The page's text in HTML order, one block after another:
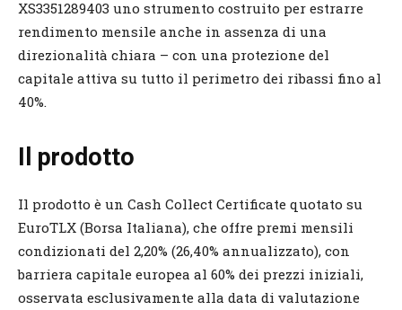
XS3351289403 uno strumento costruito per estrarre
rendimento mensile anche in assenza di una
direzionalità chiara – con una protezione del
capitale attiva su tutto il perimetro dei ribassi fino al
40%.
Il prodotto
Il prodotto è un Cash Collect Certificate quotato su
EuroTLX (Borsa Italiana), che offre premi mensili
condizionati del 2,20% (26,40% annualizzato), con
barriera capitale europea al 60% dei prezzi iniziali,
osservata esclusivamente alla data di valutazione